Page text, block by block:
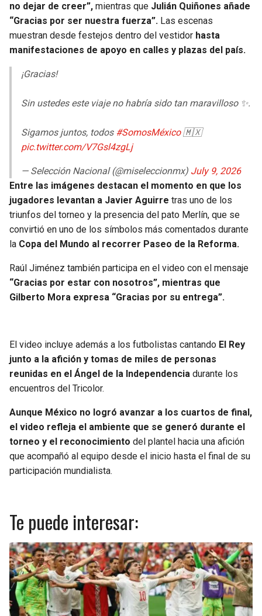
no dejar de creer”, mientras que Julián Quiñones añade
“Gracias por ser nuestra fuerza”. Las escenas
muestran desde festejos dentro del vestidor hasta
manifestaciones de apoyo en calles y plazas del país.
¡Gracias!
Sin ustedes este viaje no habría sido tan maravilloso ✨.
Sigamos juntos, todos #SomosMéxico🇲🇽
pic.twitter.com/V7Gsl4zgLj
— Selección Nacional (@miseleccionmx) July 9, 2026
Entre las imágenes destacan el momento en que los
jugadores levantan a Javier Aguirre tras uno de los
triunfos del torneo y la presencia del pato Merlín, que se
convirtió en uno de los símbolos más comentados durante
la Copa del Mundo al recorrer Paseo de la Reforma.
Raúl Jiménez también participa en el video con el mensaje
“Gracias por estar con nosotros”, mientras que
Gilberto Mora expresa “Gracias por su entrega”.
El video incluye además a los futbolistas cantando El Rey
junto a la afición y tomas de miles de personas
reunidas en el Ángel de la Independencia durante los
encuentros del Tricolor.
Aunque México no logró avanzar a los cuartos de final,
el video refleja el ambiente que se generó durante el
torneo y el reconocimiento del plantel hacia una afición
que acompañó al equipo desde el inicio hasta el final de su
participación mundialista.
Te puede interesar: